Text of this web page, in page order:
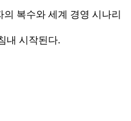
복수와 세계 경영 시나리
내 시작된다.